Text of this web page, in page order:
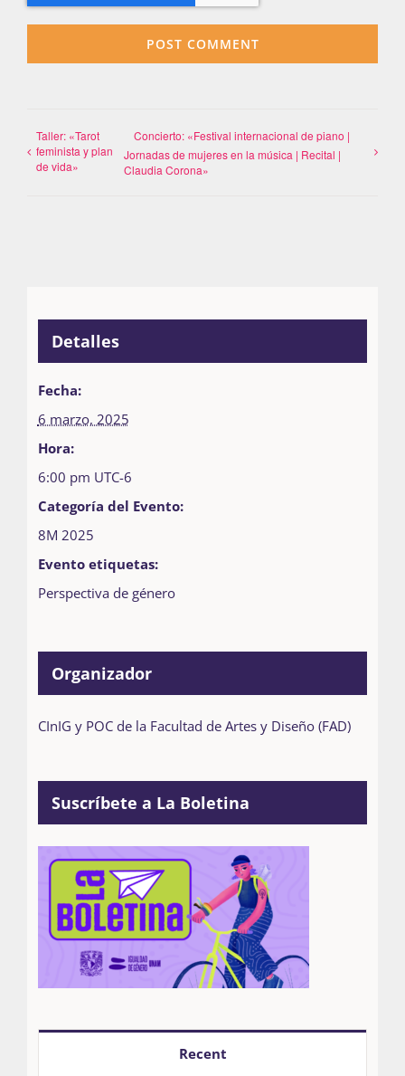
Taller: «Tarot
feminista y plan
de vida»
Concierto: «Festival internacional de piano |
Jornadas de mujeres en la música | Recital |
Claudia Corona»
Detalles
Fecha:
6 marzo, 2025
Hora:
6:00 pm UTC-6
Categoría del Evento:
8M 2025
Evento etiquetas:
Perspectiva de género
Organizador
CInIG y POC de la Facultad de Artes y Diseño (FAD)
Suscríbete a La Boletina
Recent